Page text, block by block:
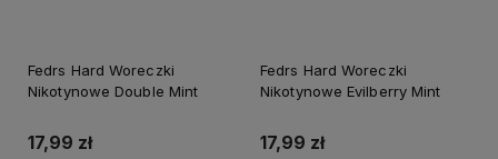
Fedrs Hard Woreczki
Nikotynowe Double Mint
17,99 zł
Fedrs Hard Woreczki
Nikotynowe Evilberry Mint
17,99 zł